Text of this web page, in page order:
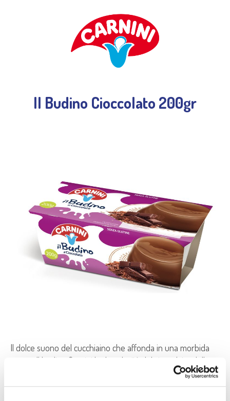
Il Budino Cioccolato 200gr
Il dolce suono del cucchiaino che affonda in una morbida
crema. Il budino Carnini ha la golosità del cioccolato, della
vaniglia e del crème caramel. Viene proposto anche in
forma di bunet, delizia tradizionale piemontese. A